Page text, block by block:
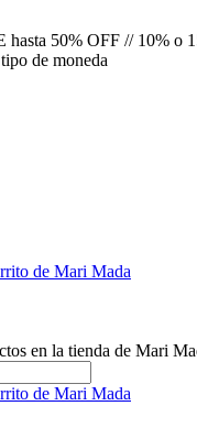
50% OFF // 10% o